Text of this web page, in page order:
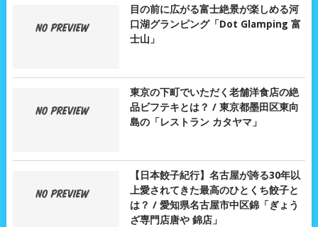
目の前に広がる富士絶景が楽しめる河
口湖グランピング「Dot Glamping 富
士山」
東京の下町でいただく老舗洋食店の絶
品ビフテキとは？ / 東京都墨田区東向
島の「レストラン カタヤマ」
【日本餃子紀行】名古屋が誇る30年以
上愛されてきた最高のひとくち餃子と
は？ / 愛知県名古屋市中区錦「ぎょう
ざ専門店唐や 錦店」